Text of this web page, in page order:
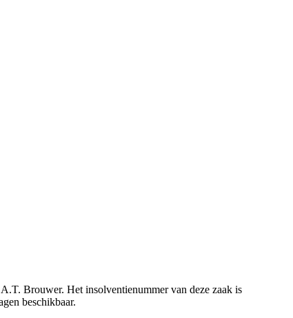
Brouwer. Het insolventienummer van deze zaak is
beschikbaar.